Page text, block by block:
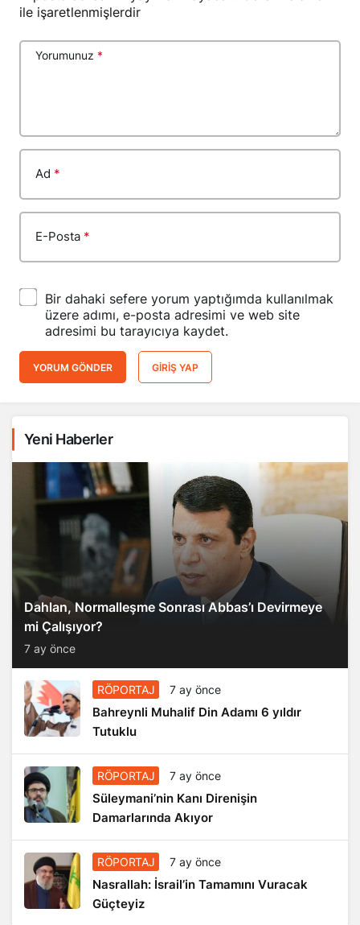
ile işaretlenmişlerdir
Yorumunuz *
Ad *
E-Posta *
Bir dahaki sefere yorum yaptığımda kullanılmak
üzere adımı, e-posta adresimi ve web site
adresimi bu tarayıcıya kaydet.
YORUM GÖNDER GIRIŞ YAP
Yeni Haberler
Dahlan, Normalleşme Sonrası Abbas’ı Devirmeye
mi Çalışıyor?
7 ay önce
RÖPORTAJ 7 ay önce
Bahreynli Muhalif Din Adamı 6 yıldır
Tutuklu
RÖPORTAJ 7 ay önce
Süleymani’nin Kanı Direnişin
Damarlarında Akıyor
RÖPORTAJ 7 ay önce
Nasrallah: İsrail’in Tamamını Vuracak
Güçteyiz